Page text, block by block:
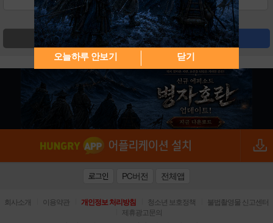
검색 글쓰기
오늘하루 안보기 닫기
로그인 PC버전 전체앱
회사소개 이용약관 개인정보 처리방침 청소년 보호정책 불법촬영물 신고센터
제휴광고문의